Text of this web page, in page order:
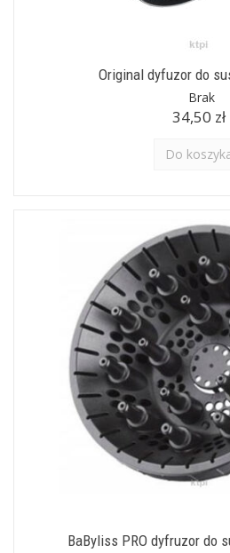
Original dyfuzor do
Brak
34,50 zł
Do
BaByliss PRO dyfruzor do